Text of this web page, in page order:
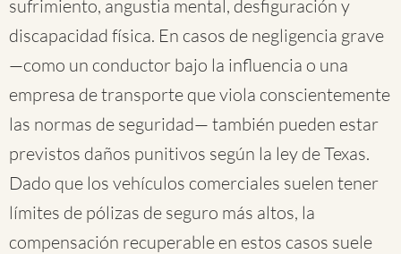
sufrimiento, angustia mental, desfiguración y
discapacidad física. En casos de negligencia grave
—como un conductor bajo la influencia o una
empresa de transporte que viola conscientemente
las normas de seguridad— también pueden estar
previstos daños punitivos según la ley de Texas.
Dado que los vehículos comerciales suelen tener
límites de pólizas de seguro más altos, la
compensación recuperable en estos casos suele